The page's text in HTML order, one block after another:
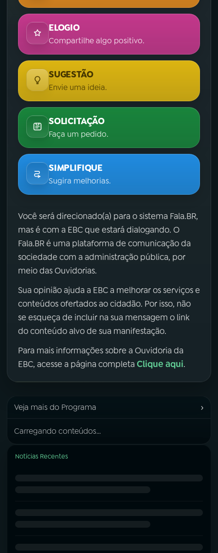
ELOGIO
Compartilhe algo positivo.
SUGESTÃO
Envie uma ideia.
SOLICITAÇÃO
Faça um pedido.
SIMPLIFIQUE
Sugira melhorias.
Você será direcionado(a) para o sistema Fala.BR,
mas é com a EBC que estará dialogando. O
Fala.BR é uma plataforma de comunicação da
sociedade com a administração pública, por
meio das Ouvidorias.
Sua opinião ajuda a EBC a melhorar os serviços e
conteúdos ofertados ao cidadão. Por isso, não
se esqueça de incluir na sua mensagem o link
do conteúdo alvo de sua manifestação.
Para mais informações sobre a Ouvidoria da
EBC, acesse a página completa Clique aqui.
Veja mais do Programa ›
Carregando conteúdos...
Notícias Recentes